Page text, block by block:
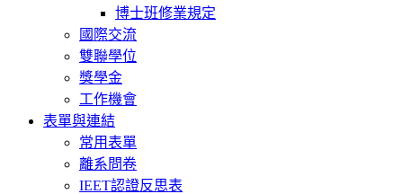
博士班修業規定
國際交流
雙聯學位
獎學金
工作機會
表單與連結
常用表單
離系問卷
IEET認證反思表